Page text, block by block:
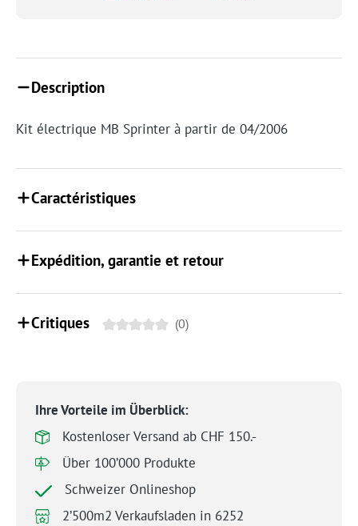
Description
Kit électrique MB Sprinter à partir de 04/2006
Caractéristiques
Expédition, garantie et retour
Critiques (0)
Ihre Vorteile im Überblick:
Kostenloser Versand ab CHF 150.-
Über 100’000 Produkte
Schweizer Onlineshop
2’500m2 Verkaufsladen in 6252